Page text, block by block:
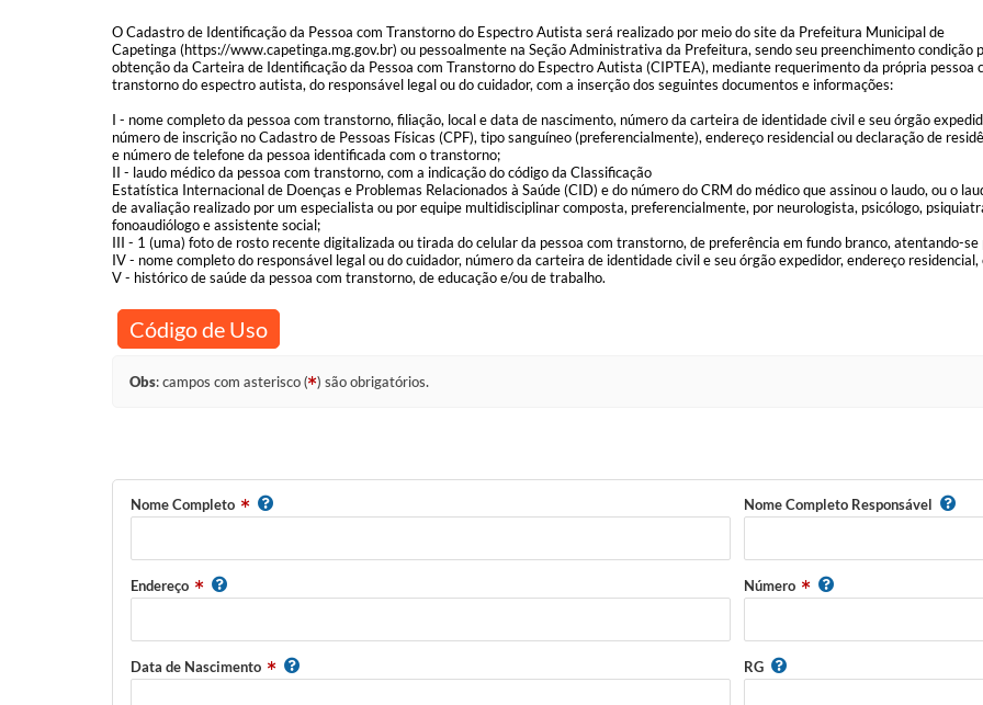
O Cadastro de Identificação da Pessoa com Transtorno do Espectro Autista será realizado por meio do site da Prefeitura Municipal de
Capetinga (https://www.capetinga.mg.gov.br) ou pessoalmente na Seção Administrativa da Prefeitura, sendo seu preenchimento condição
obtenção da Carteira de Identificação da Pessoa com Transtorno do Espectro Autista (CIPTEA), mediante requerimento da própria pessoa
transtorno do espectro autista, do responsável legal ou do cuidador, com a inserção dos seguintes documentos e informações:
I - nome completo da pessoa com transtorno, filiação, local e data de nascimento, número da carteira de identidade civil e seu órgão
número de inscrição no Cadastro de Pessoas Físicas (CPF), tipo sanguíneo (preferencialmente), endereço residencial ou declaração de
e número de telefone da pessoa identificada com o transtorno;
II - laudo médico da pessoa com transtorno, com a indicação do código da Classificação
Estatística Internacional de Doenças e Problemas Relacionados à Saúde (CID) e do número do CRM do médico que assinou o laudo, ou o
de avaliação realizado por um especialista ou por equipe multidisciplinar composta, preferencialmente, por neurologista, psicólogo,
fonoaudiólogo e assistente social;
III - 1 (uma) foto de rosto recente digitalizada ou tirada do celular da pessoa com transtorno, de preferência em fundo branco, atentando-
IV - nome completo do responsável legal ou do cuidador, número da carteira de identidade civil e seu órgão expedidor, endereço
V - histórico de saúde da pessoa com transtorno, de educação e/ou de trabalho.
Código de Uso
Obs: campos com asterisco ( ) são obrigatórios.
Nome Completo Nome Completo Responsável
Endereço Número
Data de Nascimento RG